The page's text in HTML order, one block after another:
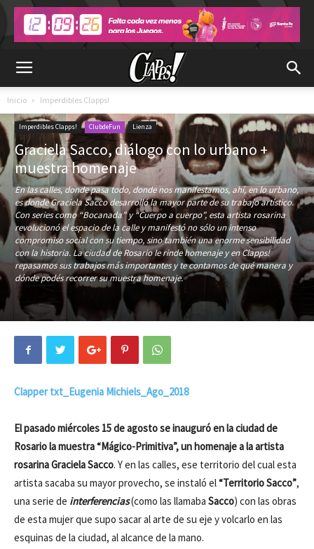
Inicio Imperdibles Clapps!
Imperdibles Clapps! ClubdeFun Lienza
Graciela Sacco, diálogo con lo urbano +
muestra homenaje
En las calles, donde pasa todo, donde nos manifestamos, ahí, en lo urbano,
es donde Graciela Sacco desarrolló la mayor parte de su trabajo artístico.
Con series como “Bocanada” y “Cuerpo a cuerpo”, esta artista rosarina
revolucionó el espacio de la calle y manifestó no sólo un intenso
compromiso social con su tiempo, sino también una enorme sensibilidad
con la historia. La ciudad de Rosario le rinde homenaje y en Clapps!
repasamos sus trabajos más importantes y te contamos de qué manera y
dónde podés recorrer su muestra homenaje.
Clapper txt_Eugenia Michiels_Ago_2018
El pasado miércoles 15 de agosto se inauguró en la ciudad de
Rosario la muestra “Mágico-Primitiva”, un homenaje a la artista
rosarina Graciela Sacco. Y en las calles, ese territorio del cual esta
artista sacaba su mayor provecho, se instaló el“Territorio Sacco”,
una serie de interferencias(como las llamaba Sacco) con las obras
de esta mujer que supo sacar al arte de su eje y volcarlo en las
esquinas de la ciudad, al alcance de la mano.